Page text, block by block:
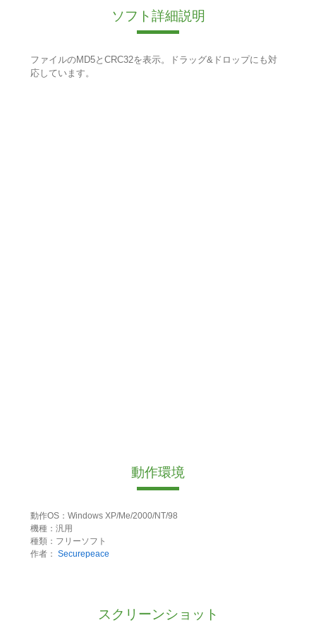
ソフト詳細説明
ファイルのMD5とCRC32を表示。ドラッグ&ドロップにも対
応しています。
動作環境
動作OS：Windows XP/Me/2000/NT/98
機種：汎用
種類：フリーソフト
作者： Securepeace
スクリーンショット